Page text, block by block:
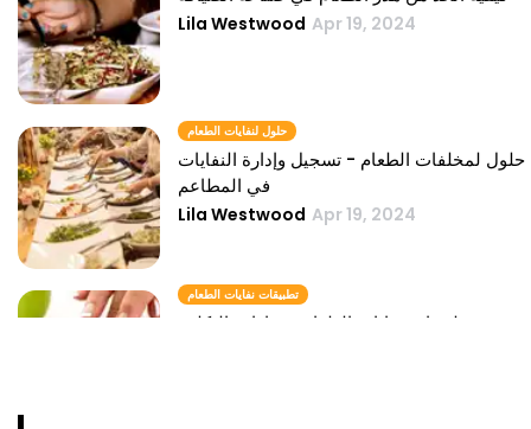
Lila Westwood Apr 19, 2024
حلول لنفايات الطعام
حلول لمخلفات الطعام - تسجيل وإدارة النفايات
في المطاعم
Lila Westwood Apr 19, 2024
تطبيقات نفايات الطعام
دور تطبيقات نفايات الطعام في إدارة التكلفة